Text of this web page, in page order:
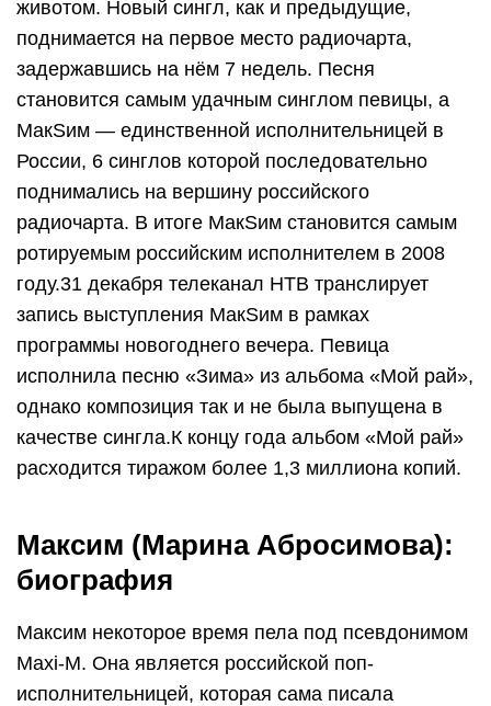
животом. Новый сингл, как и предыдущие,
поднимается на первое место радиочарта,
задержавшись на нём 7 недель. Песня
становится самым удачным синглом певицы, а
МакSим — единственной исполнительницей в
России, 6 синглов которой последовательно
поднимались на вершину российского
радиочарта. В итоге МакSим становится самым
ротируемым российским исполнителем в 2008
году.31 декабря телеканал НТВ транслирует
запись выступления МакSим в рамках
программы новогоднего вечера. Певица
исполнила песню «Зима» из альбома «Мой рай»,
однако композиция так и не была выпущена в
качестве сингла.К концу года альбом «Мой рай»
расходится тиражом более 1,3 миллиона копий.
Максим (Марина Абросимова):
биография
Максим некоторое время пела под псевдонимом
Maxi-M. Она является российской поп-
исполнительницей, которая сама писала